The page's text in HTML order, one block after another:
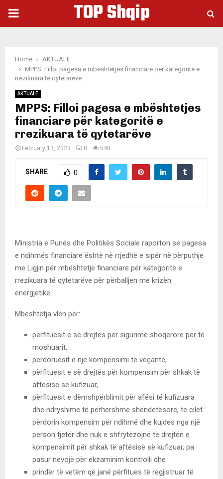
PRIMARY
TOP Shqip
Home
AKTUALE
MPPS: Filloi pagesa e mbështetjes financiare për kategoritë e
rrezikuara të qytetarëve
AKTUALE
MPPS: Filloi pagesa e mbështetjes
financiare për kategoritë e
rrezikuara të qytetarëve
February 13, 2023 0 540
SHARE 0
Ministria e Punës dhe Politikës Sociale raporton se pagesa
e ndihmës financiare është në rrjedhë e sipër në përputhje
me Ligjin për mbështetje financiare për kategoritë e
rrezikuara të qytetarëve për përballjen me krizën
energjetike.
Mbështetja vlen për:
përfituesit e së drejtës për sigurime shoqërore për të
moshuarit,
përdoruesit e një kompensimi të veçantë,
përfituesit e së drejtës për kompensim për shkak të
aftësisë së kufizuar,
përfituesit e dëmshpërblimit për afësi të kufizuara
dhe ndryshime të përhershme shëndetësore, të cilët
përdorin kompensim për ndihmë dhe kujdes nga një
person tjetër dhe nuk e shfrytëzojnë të drejtën e
kompensimit për shkak të aftësisë së kufizuar, pa
pasur nevojë për ekzaminim kontrolli dhe
prindër të vetëm që janë përfitues të regjistruar të